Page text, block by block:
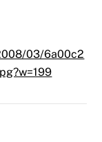
03/6a00c2